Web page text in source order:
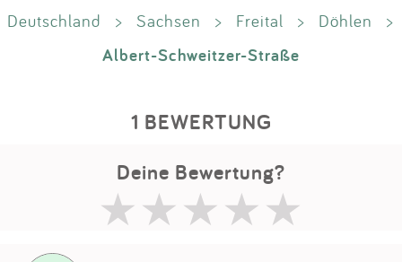
Deutschland > Sachsen > Freital > Döhlen >
Albert-Schweitzer-Straße
1 BEWERTUNG
Deine Bewertung?